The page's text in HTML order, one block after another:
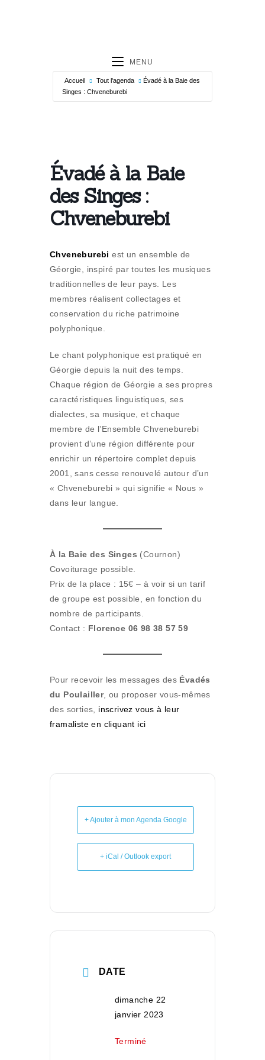
MENU
Accueil Tout l'agenda
Évadé à la Baie des
Singes : Chveneburebi
Évadé à la Baie
des Singes :
Chveneburebi
Chveneburebi est un ensemble de
Géorgie, inspiré par toutes les musiques
traditionnelles de leur pays. Les
membres réalisent collectages et
conservation du riche patrimoine
polyphonique.
Le chant polyphonique est pratiqué en
Géorgie depuis la nuit des temps.
Chaque région de Géorgie a ses propres
caractéristiques linguistiques, ses
dialectes, sa musique, et chaque
membre de l’Ensemble Chveneburebi
provient d’une région différente pour
enrichir un répertoire complet depuis
2001, sans cesse renouvelé autour d’un
« Chveneburebi » qui signifie « Nous »
dans leur langue.
À la Baie des Singes (Cournon)
Covoiturage possible.
Prix de la place : 15€ – à voir si un tarif
de groupe est possible, en fonction du
nombre de participants.
Contact : Florence 06 98 38 57 59
Pour recevoir les messages des Évadés
du Poulailler, ou proposer vous-mêmes
des sorties, inscrivez vous à leur
framaliste en cliquant ici
+ Ajouter à mon Agenda Google
+ iCal / Outlook export
DATE
dimanche 22
janvier 2023
Terminé